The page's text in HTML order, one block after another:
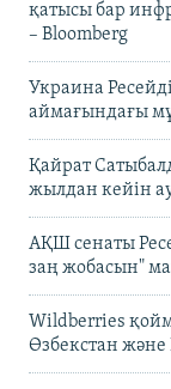
қатысы бар
– Bloomberg
Украина
аймағындағы
Қайрат
жылдан кейін
АҚШ сенаты
заң жобасын"
Wildberries
Өзбекстан және